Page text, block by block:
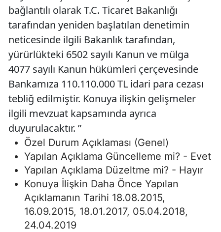
bağlantılı olarak T.C. Ticaret Bakanlığı
tarafından yeniden başlatılan denetimin
neticesinde ilgili Bakanlık tarafından,
yürürlükteki 6502 sayılı Kanun ve mülga
4077 sayılı Kanun hükümleri çerçevesinde
Bankamıza 110.110.000 TL idari para cezası
tebliğ edilmiştir. Konuya ilişkin gelişmeler
ilgili mevzuat kapsamında ayrıca
duyurulacaktır. ”
Özel Durum Açıklaması (Genel)
Yapılan Açıklama Güncelleme mi? - Evet
Yapılan Açıklama Düzeltme mi? - Hayır
Konuya İlişkin Daha Önce Yapılan
Açıklamanın Tarihi 18.08.2015,
16.09.2015, 18.01.2017, 05.04.2018,
24.04.2019